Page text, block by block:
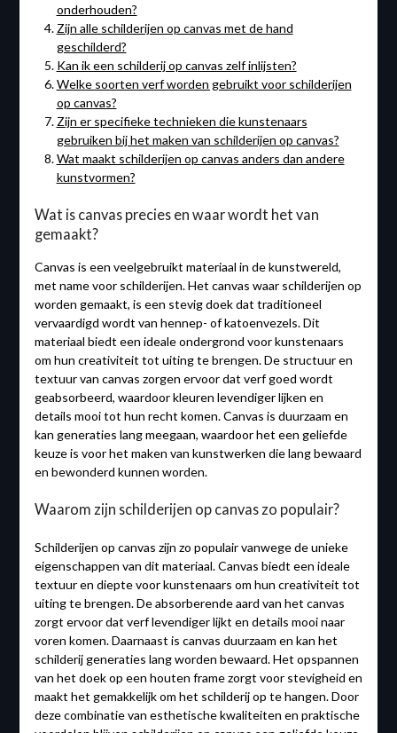
onderhouden?
Zijn alle schilderijen op canvas met de hand
geschilderd?
Kan ik een schilderij op canvas zelf inlijsten?
Welke soorten verf worden gebruikt voor schilderijen
op canvas?
Zijn er specifieke technieken die kunstenaars
gebruiken bij het maken van schilderijen op canvas?
Wat maakt schilderijen op canvas anders dan andere
kunstvormen?
Wat is canvas precies en waar wordt het van
gemaakt?
Canvas is een veelgebruikt materiaal in de kunstwereld,
met name voor schilderijen. Het canvas waar schilderijen op
worden gemaakt, is een stevig doek dat traditioneel
vervaardigd wordt van hennep- of katoenvezels. Dit
materiaal biedt een ideale ondergrond voor kunstenaars
om hun creativiteit tot uiting te brengen. De structuur en
textuur van canvas zorgen ervoor dat verf goed wordt
geabsorbeerd, waardoor kleuren levendiger lijken en
details mooi tot hun recht komen. Canvas is duurzaam en
kan generaties lang meegaan, waardoor het een geliefde
keuze is voor het maken van kunstwerken die lang bewaard
en bewonderd kunnen worden.
Waarom zijn schilderijen op canvas zo populair?
Schilderijen op canvas zijn zo populair vanwege de unieke
eigenschappen van dit materiaal. Canvas biedt een ideale
textuur en diepte voor kunstenaars om hun creativiteit tot
uiting te brengen. De absorberende aard van het canvas
zorgt ervoor dat verf levendiger lijkt en details mooi naar
voren komen. Daarnaast is canvas duurzaam en kan het
schilderij generaties lang worden bewaard. Het opspannen
van het doek op een houten frame zorgt voor stevigheid en
maakt het gemakkelijk om het schilderij op te hangen. Door
deze combinatie van esthetische kwaliteiten en praktische